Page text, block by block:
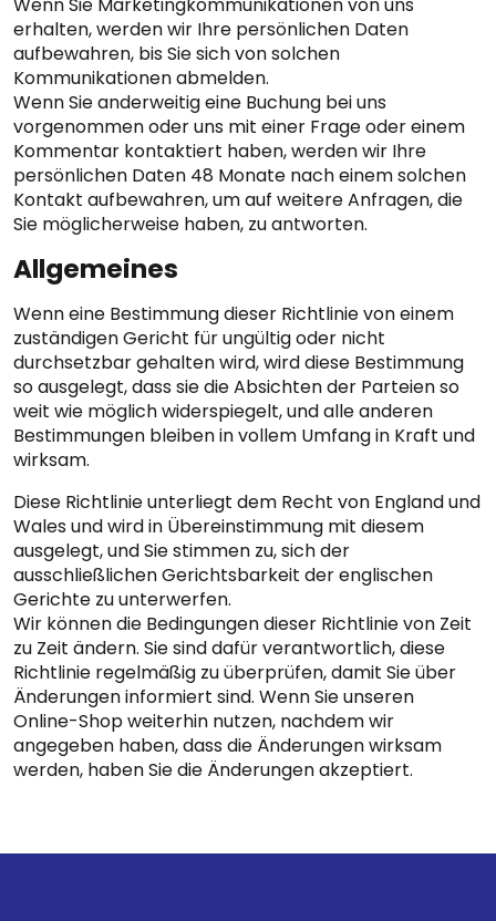
erhalten, werden wir Ihre persönlichen Daten
aufbewahren, bis Sie sich von solchen
Kommunikationen abmelden.
Wenn Sie anderweitig eine Buchung bei uns
vorgenommen oder uns mit einer Frage oder einem
Kommentar kontaktiert haben, werden wir Ihre
persönlichen Daten 48 Monate nach einem solchen
Kontakt aufbewahren, um auf weitere Anfragen, die
Sie möglicherweise haben, zu antworten.
Allgemeines
Wenn eine Bestimmung dieser Richtlinie von einem
zuständigen Gericht für ungültig oder nicht
durchsetzbar gehalten wird, wird diese Bestimmung
so ausgelegt, dass sie die Absichten der Parteien so
weit wie möglich widerspiegelt, und alle anderen
Bestimmungen bleiben in vollem Umfang in Kraft und
wirksam.
Diese Richtlinie unterliegt dem Recht von England und
Wales und wird in Übereinstimmung mit diesem
ausgelegt, und Sie stimmen zu, sich der
ausschließlichen Gerichtsbarkeit der englischen
Gerichte zu unterwerfen.
Wir können die Bedingungen dieser Richtlinie von Zeit
zu Zeit ändern. Sie sind dafür verantwortlich, diese
Richtlinie regelmäßig zu überprüfen, damit Sie über
Änderungen informiert sind. Wenn Sie unseren
Online-Shop weiterhin nutzen, nachdem wir
angegeben haben, dass die Änderungen wirksam
werden, haben Sie die Änderungen akzeptiert.